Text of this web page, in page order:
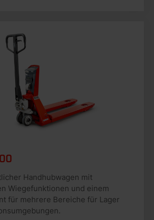
Handhubwagen mit
Wiegefunktionen und einem
für mehrere Bereiche für Lager